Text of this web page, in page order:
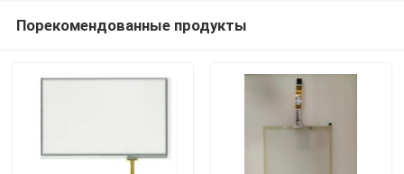
Порекомендованные продукты